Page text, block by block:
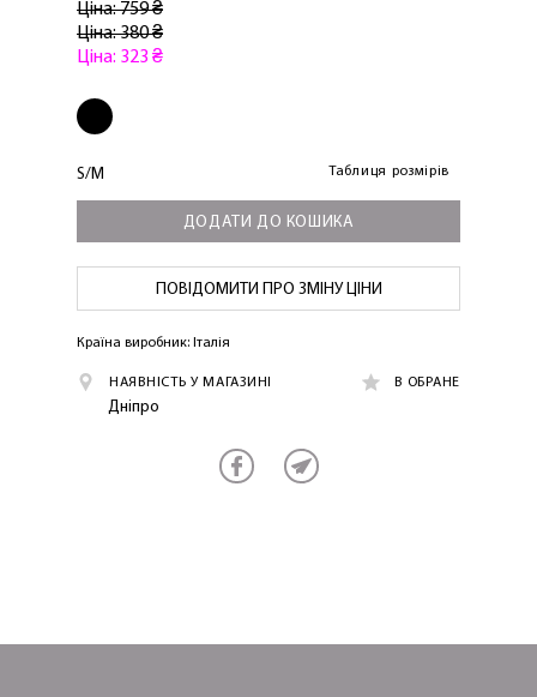
Ціна: 759 ₴
Ціна: 380 ₴
Ціна: 323 ₴
S/M Таблиця розмірів
ДОДАТИ ДО КОШИКА
ПОВІДОМИТИ ПРО ЗМІНУ ЦІНИ
Країна виробник: Італія
НАЯВНІСТЬ У МАГАЗИНІ В ОБРАНЕ
Дніпро
ЛАСКАВО ПРОСИМО ДО
NOSOVSKI.COM! ПРИЙМІТЬ ВІД НАС
ОТРИМАТИ!